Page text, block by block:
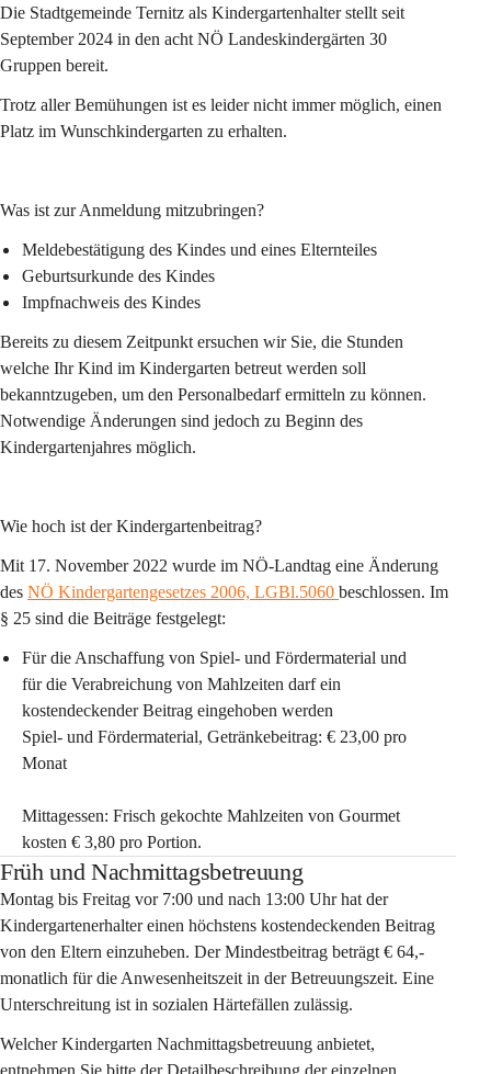
Die Stadtgemeinde Ternitz als Kindergartenhalter stellt seit
September 2024 in den acht NÖ Landeskindergärten 30
Gruppen bereit.
Trotz aller Bemühungen ist es leider nicht immer möglich, einen
Platz im Wunschkindergarten zu erhalten.
Was ist zur Anmeldung mitzubringen?
Meldebestätigung des Kindes und eines Elternteiles
Geburtsurkunde des Kindes
Impfnachweis des Kindes
Bereits zu diesem Zeitpunkt ersuchen wir Sie, die Stunden
welche Ihr Kind im Kindergarten betreut werden soll
bekanntzugeben, um den Personalbedarf ermitteln zu können.
Notwendige Änderungen sind jedoch zu Beginn des
Kindergartenjahres möglich.
Wie hoch ist der Kindergartenbeitrag?
Mit 17. November 2022 wurde im NÖ-Landtag eine Änderung
des NÖ Kindergartengesetzes 2006, LGBl.5060 beschlossen. Im
§ 25 sind die Beiträge festgelegt:
Für die Anschaffung von Spiel- und Fördermaterial und
für die Verabreichung von Mahlzeiten darf ein
kostendeckender Beitrag eingehoben werden
Spiel- und Fördermaterial, Getränkebeitrag: € 23,00 pro
Monat
Mittagessen: Frisch gekochte Mahlzeiten von Gourmet
kosten € 3,80 pro Portion.
Früh und Nachmittagsbetreuung
Montag bis Freitag vor 7:00 und nach 13:00 Uhr hat der
Kindergartenerhalter einen höchstens kostendeckenden Beitrag
von den Eltern einzuheben. Der Mindestbeitrag beträgt € 64,-
monatlich für die Anwesenheitszeit in der Betreuungszeit. Eine
Unterschreitung ist in sozialen Härtefällen zulässig.
Welcher Kindergarten Nachmittagsbetreuung anbietet,
entnehmen Sie bitte der Detailbeschreibung der einzelnen